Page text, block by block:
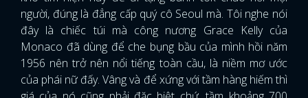
người, đúng là đẳng cấp quý cô Seoul mà. Tôi nghe nói
đây là chiếc túi mà công nương Grace Kelly của
Monaco đã dùng để che bụng bầu của mình hồi năm
1956 nên trở nên nổi tiếng toàn cầu, là niềm mơ ước
của phái nữ đấy. Vâng và để xứng với tầm hàng hiếm thì